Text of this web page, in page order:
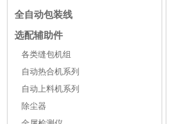
全自动包装线
选配辅助件
各类缝包机组
自动热合机系列
自动上料机系列
除尘器